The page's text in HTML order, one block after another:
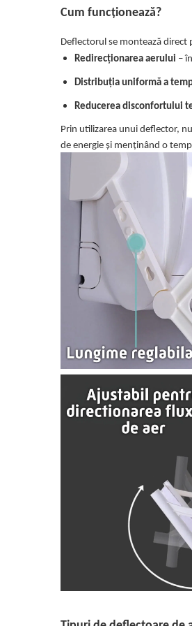
Cum funcționează?
Deflectorul se montează
Redirecționarea aerului –
Distribuția uniformă a
Reducerea disconfortului
Prin utilizarea unui deflector,
de energie și menținând o